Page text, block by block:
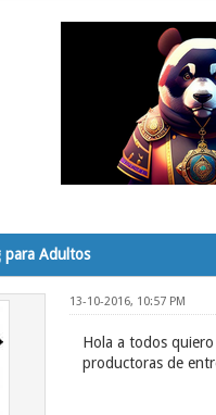
para Adultos
13-10-2016, 10:57 PM
Hola a todos
productoras de